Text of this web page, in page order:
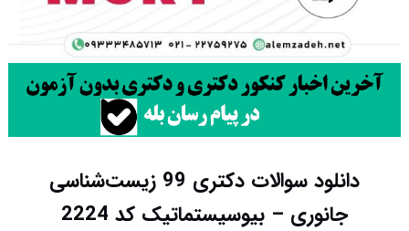
دانلود سوالات دکتری 99 زیست‌شناسی
جانوری – بیوسیستماتیک کد 2224